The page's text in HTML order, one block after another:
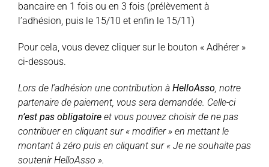
bancaire en 1 fois ou en 3 fois (prélèvement à
l’adhésion, puis le 15/10 et enfin le 15/11)
Pour cela, vous devez cliquer sur le bouton « Adhérer »
ci-dessous.
Lors de l’adhésion une contribution à HelloAsso, notre
partenaire de paiement, vous sera demandée. Celle-ci
n’est pas obligatoire et vous pouvez choisir de ne pas
contribuer en cliquant sur « modifier » en mettant le
montant à zéro puis en cliquant sur « Je ne souhaite pas
soutenir HelloAsso ».